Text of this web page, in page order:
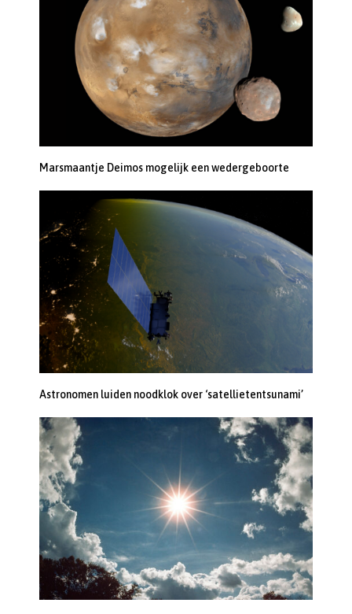
Marsmaantje Deimos mogelijk een wedergeboorte
Astronomen luiden noodklok over ‘satellietentsunami’